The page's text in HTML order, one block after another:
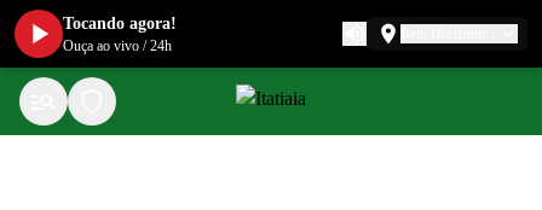
Tocando agora!
Ouça ao vivo /24h